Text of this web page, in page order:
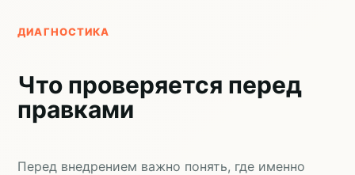
ДИАГНОСТИКА
Что проверяется перед
правками
Перед внедрением важно понять, где именно